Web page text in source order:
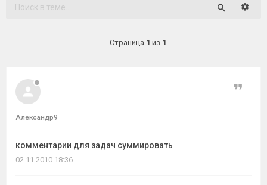
Активные
Страница 1 из 1
Александр9
комментарии для задач суммировать
Цитата
02.11.2010 18:36